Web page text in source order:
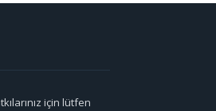
için lütfen